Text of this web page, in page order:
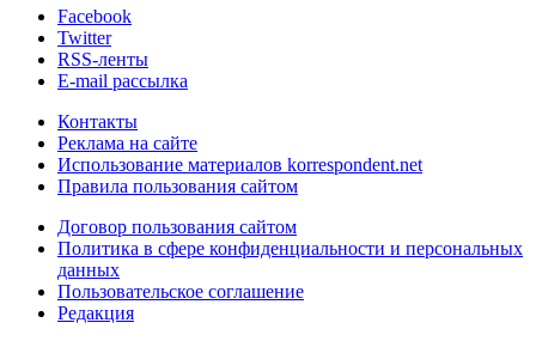
Facebook
Twitter
RSS-ленты
E-mail рассылка
Контакты
Реклама на сайте
Использование материалов korrespondent.net
Правила пользования сайтом
Договор пользования сайтом
Политика в сфере конфиденциальности и персональных
данных
Пользовательское соглашение
Редакция